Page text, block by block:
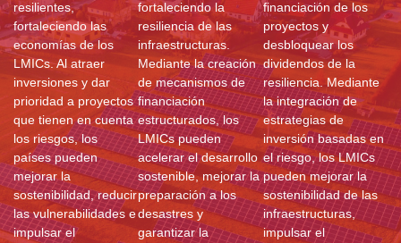
resilientes,
fortaleciendo las
economías de los
LMICs. Al atraer
inversiones y dar
prioridad a proyectos
que tienen en cuenta
los riesgos, los
países pueden
mejorar la
sostenibilidad, reducir
las vulnerabilidades e
impulsar el
fortaleciendo la
resiliencia de las
infraestructuras.
Mediante la creación
de mecanismos de
financiación
estructurados, los
LMICs pueden
acelerar el desarrollo
sostenible, mejorar la
preparación a los
desastres y
garantizar la
financiación de los
proyectos y
desbloquear los
dividendos de la
resiliencia. Mediante
la integración de
estrategias de
inversión basadas en
el riesgo, los LMICs
pueden mejorar la
sostenibilidad de las
infraestructuras,
impulsar el